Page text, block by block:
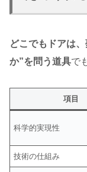
どこでもドアは
か”を問う道具で
項目
科学的実現性
技術の仕組み